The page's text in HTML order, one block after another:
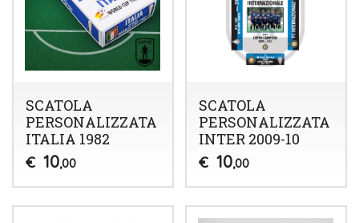
SCATOLA
PERSONALIZZATA
ITALIA 1982
€ 10,00
SCATOLA
PERSONALIZZATA
INTER 2009-10
€ 10,00